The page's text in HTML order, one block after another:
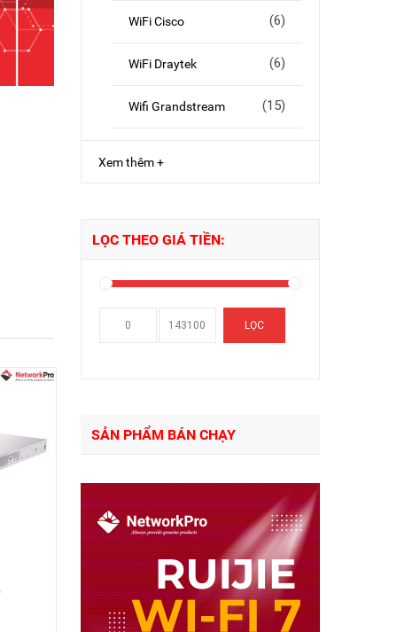
WiFi Cisco (6)
WiFi Draytek (6)
Wifi Grandstream (15)
Xem thêm +
LỌC THEO GIÁ TIỀN:
LỌC
SẢN PHẨM BÁN CHẠY